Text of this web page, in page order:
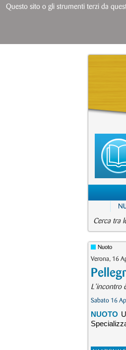
Cerca tra
Nuoto
Verona, 16
L’incontro
Sabato 16
NUOTO
Questo sito o gli strumenti terzi da